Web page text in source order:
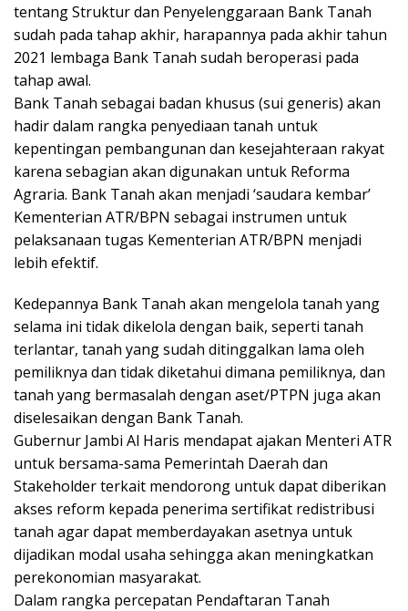
tentang Struktur dan Penyelenggaraan Bank Tanah
sudah pada tahap akhir, harapannya pada akhir tahun
2021 lembaga Bank Tanah sudah beroperasi pada
tahap awal.
Bank Tanah sebagai badan khusus (sui generis) akan
hadir dalam rangka penyediaan tanah untuk
kepentingan pembangunan dan kesejahteraan rakyat
karena sebagian akan digunakan untuk Reforma
Agraria. Bank Tanah akan menjadi ‘saudara kembar’
Kementerian ATR/BPN sebagai instrumen untuk
pelaksanaan tugas Kementerian ATR/BPN menjadi
lebih efektif.
Kedepannya Bank Tanah akan mengelola tanah yang
selama ini tidak dikelola dengan baik, seperti tanah
terlantar, tanah yang sudah ditinggalkan lama oleh
pemiliknya dan tidak diketahui dimana pemiliknya, dan
tanah yang bermasalah dengan aset/PTPN juga akan
diselesaikan dengan Bank Tanah.
Gubernur Jambi Al Haris mendapat ajakan Menteri ATR
untuk bersama-sama Pemerintah Daerah dan
Stakeholder terkait mendorong untuk dapat diberikan
akses reform kepada penerima sertifikat redistribusi
tanah agar dapat memberdayakan asetnya untuk
dijadikan modal usaha sehingga akan meningkatkan
perekonomian masyarakat.
Dalam rangka percepatan Pendaftaran Tanah